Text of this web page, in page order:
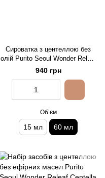
Сироватка з центеллою без
олій Purito Seoul Wonder Releaf
Centella Unscented Serum, 60
940 грн
Обʼєм
15 мл 60 мл